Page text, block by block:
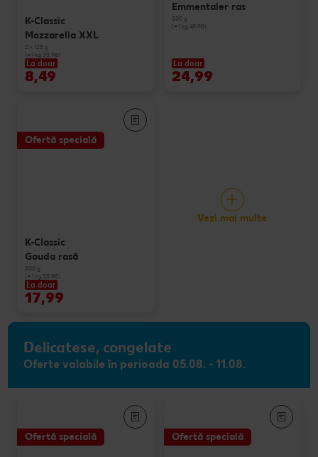
K-Classic
Mozzarella XXL
2 x 125 g
(=1 kg 33.96)
La doar
8,49
Emmentaler ras
500 g
(=1 kg 49.98)
La doar
24,99
Ofertă specială
K-Classic
Gouda rasă
500 g
(=1 kg 35.98)
La doar
17,99
Vezi mai multe
Delicatese, congelate
Oferte valabile în perioada 05.08. - 11.08.
Ofertă specială Ofertă specială